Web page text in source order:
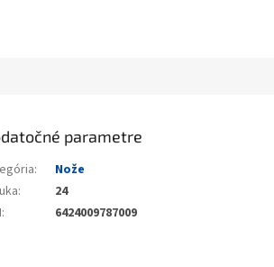
parametre
:
Nože
:
24
: 6424009787009